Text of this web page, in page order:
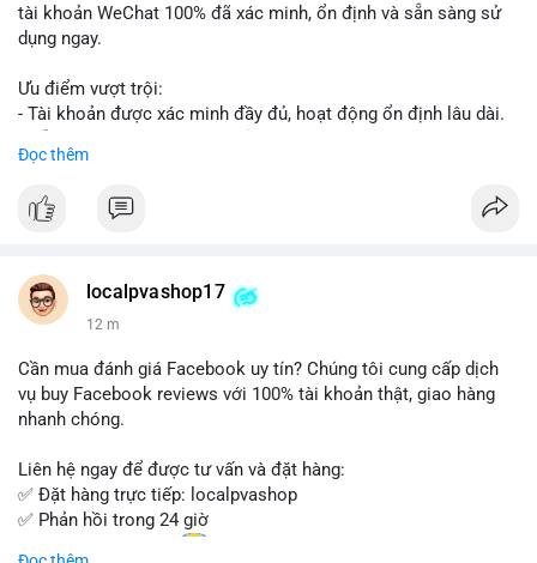
tài khoản WeChat 100% đã xác minh, ổn định và sẵn sàng sử
dụng ngay.
Ưu điểm vượt trội:
- Tài khoản được xác minh đầy đủ, hoạt động ổn định lâu dài.
- Giao dịch an toàn, bảo mật thông tin.
Đặt hàng ngay hôm nay để nhận ưu đãi tốt nhất!
- WhatsApp: +1 (66
215-8938
- Telegram: @localpvashop
Đừng bỏ lỡ cơ hội sở hữu tài khoản WeChat chất lượng với giá
tốt. Liên hệ ngay!
Đọc thêm
localpvashop17
12 m
Cần mua đánh giá Facebook uy tín? Chúng tôi cung cấp dịch
vụ buy Facebook reviews với 100% tài khoản thật, giao hàng
nhanh chóng.
Liên hệ ngay để được tư vấn và đặt hàng:
✅ Đặt hàng trực tiếp: localpvashop
✅ Phản hồi trong 24 giờ
✅ WhatsApp: +1 (66